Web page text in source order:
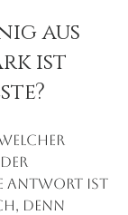
aus
ist
Antwort ist
denn